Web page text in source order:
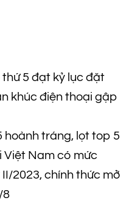
5 đạt kỷ lục đặt
khúc điện thoại gập
hoành tráng, lọt top 5
Việt Nam có mức
2023, chính thức mở
8